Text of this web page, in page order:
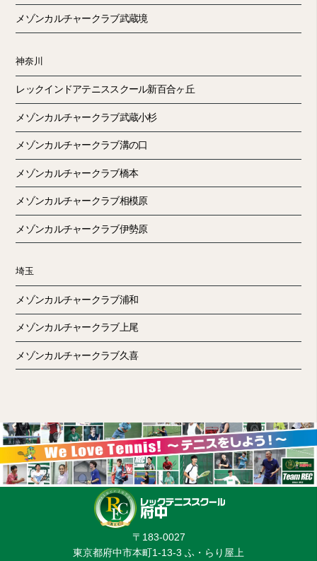
メゾンカルチャークラブ武蔵境
神奈川
レックインドアテニススクール新百合ヶ丘
メゾンカルチャークラブ武蔵小杉
メゾンカルチャークラブ溝の口
メゾンカルチャークラブ橋本
メゾンカルチャークラブ相模原
メゾンカルチャークラブ伊勢原
埼玉
メゾンカルチャークラブ浦和
メゾンカルチャークラブ上尾
メゾンカルチャークラブ久喜
〒183-0027
東京都府中市本町1-13-3 ふ・らり屋上